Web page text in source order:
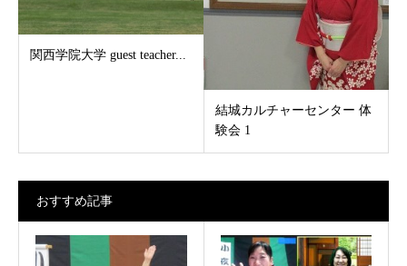
関西学院大学 guest teacher...
結城カルチャーセンター 体
験会 1
おすすめ記事